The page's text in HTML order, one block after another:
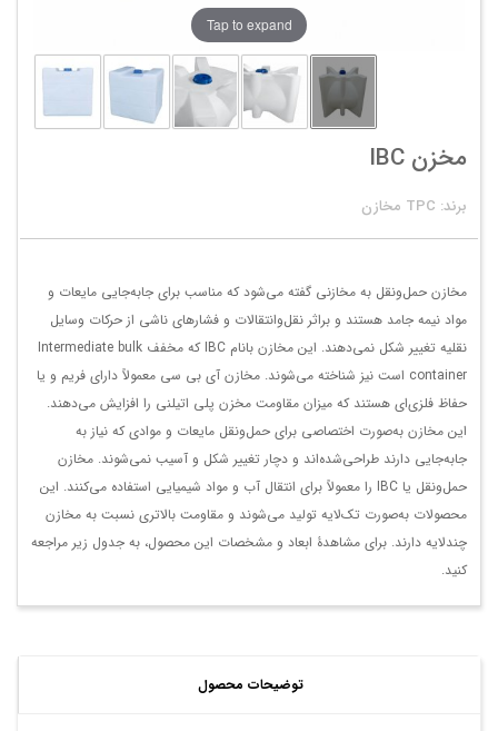
Tap to expand
مخزن IBC
برند: TPC مخازن
مخازن حمل‌و‌نقل به مخازنی گفته می‌شود که مناسب برای جابه‌جایی مایعات و
مواد نیمه جامد هستند و براثر نقل‌وانتقالات و فشارهای ناشی از حرکات وسایل
نقلیه تغییر شکل نمی‌دهند. این مخازن بانام IBC که مخفف Intermediate bulk
container است نیز شناخته می‌شوند. مخازن آی ‌بی ‌سی معمولاً دارای فریم و یا
حفاظ فلزی‌ای هستند که میزان مقاومت مخزن پلی اتیلنی را افزایش می‌دهند.
این مخازن به‌صورت اختصاصی برای حمل‌و‌نقل مایعات و موادی که نیاز به
جابه‌جایی دارند طراحی‌شده‌اند و دچار تغییر شکل و آسیب نمی‌شوند. مخازن
حمل‌و‌نقل یا IBC را معمولاً برای انتقال آب و مواد شیمیایی استفاده می‌کنند. این
محصولات به‌صورت تک‌لایه تولید می‌شوند و مقاومت بالاتری نسبت به مخازن
چندلایه دارند. برای مشاهدۀ ابعاد و مشخصات این محصول، به جدول زیر مراجعه
کنید.
توضیحات محصول